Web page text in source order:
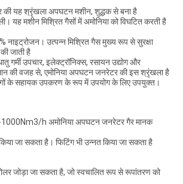
की यह श्रृंखला अपघटन मशीन, शुद्धक से बना है
यह मशीन मिश्रित गैसों में अमोनिया को विघटित करती है
नाइट्रोजन। उत्पन्न मिश्रित गैस मुख्य रूप से सुरक्षा
जाती है
गर्मी उपचार, इलेक्ट्रॉनिक्स, रसायन उद्योग और
की वजह से, एमोनिया अपघटन जनरेटर की इस श्रृंखला है
के सहायक उपकरण के रूप में उपयोग के लिए उपयुक्त।
1000Nm3/h अमोनिया अपघटन जनरेटर गैर मानक
जा सकता है। फिटिंग भी उन्नत किया जा सकता है
जोड़ा जा सकता है, जो स्वचालित रूप से रूपांतरण को